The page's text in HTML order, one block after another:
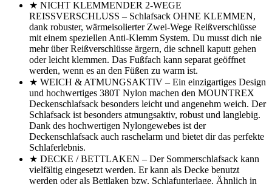
★ NICHT KLEMMENDER 2-WEGE
REISSVERSCHLUSS – Schlafsack OHNE KLEMMEN,
dank robuster, wärmeisolierter Zwei-Wege Reißverschlüsse
mit einem speziellen Anti-Klemm System. Du musst dich nie
mehr über Reißverschlüsse ärgern, die schnell kaputt gehen
oder leicht klemmen. Das Fußfach kann separat geöffnet
werden, wenn es an den Füßen zu warm ist.
★ WEICH & ATMUNGSAKTIV – Ein einzigartiges Design
und hochwertiges 380T Nylon machen den MOUNTREX
Deckenschlafsack besonders leicht und angenehm weich. Der
Schlafsack ist besonders atmungsaktiv, robust und langlebig.
Dank des hochwertigen Nylongewebes ist der
Deckenschlafsack auch raschelarm und bietet dir das perfekte
Schlaferlebnis.
★ DECKE / BETTLAKEN – Der Sommerschlafsack kann
vielfältig eingesetzt werden. Er kann als Decke benutzt
werden oder als Bettlaken bzw. Schlafunterlage. Ähnlich in